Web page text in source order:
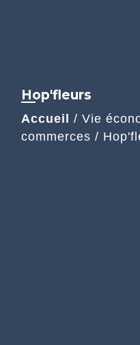
Hop'fleurs
Accueil / Vie
commerces /